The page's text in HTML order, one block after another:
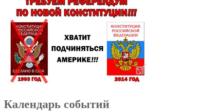
Календарь событий